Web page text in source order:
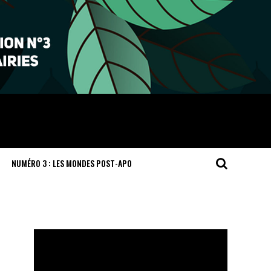
NUMÉRO 3 : LES MONDES POST-APO
Lecteur